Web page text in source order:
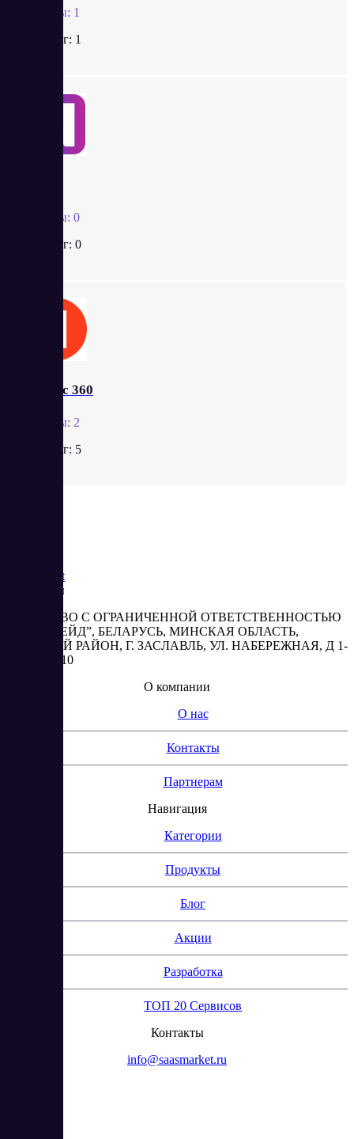
Отзывы: 1
Рейтинг: 1
Отзывы: 0
Рейтинг: 0
Яндекс 360
Отзывы: 2
Рейтинг: 5
Market
Реквизиты
ОБЩЕСТВО С ОГРАНИЧЕННОЙ ОТВЕТСТВЕННОСТЬЮ
“АБЕСТРЕЙД”, БЕЛАРУСЬ, МИНСКАЯ ОБЛАСТЬ,
МИНСКИЙ РАЙОН, Г. ЗАСЛАВЛЬ, УЛ. НАБЕРЕЖНАЯ, Д 1-
2, КОМ. 310
О компании
О нас
Контакты
Партнерам
Навигация
Категории
Продукты
Блог
Акции
Разработка
ТОП 20 Сервисов
Контакты
info@saasmarket.ru